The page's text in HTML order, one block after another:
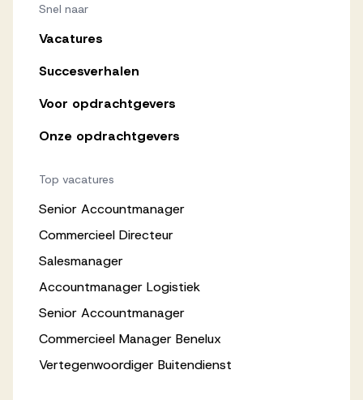
Snel naar
Vacatures
Succesverhalen
Voor opdrachtgevers
Onze opdrachtgevers
Top vacatures
Senior Accountmanager
Commercieel Directeur
Salesmanager
Accountmanager Logistiek
Senior Accountmanager
Commercieel Manager Benelux
Vertegenwoordiger Buitendienst